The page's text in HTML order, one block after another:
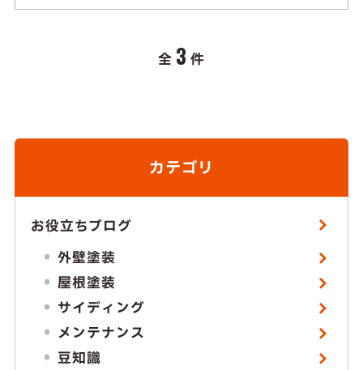
全 3 件
カテゴリ
お役立ちブログ
外壁塗装
屋根塗装
サイディング
メンテナンス
豆知識